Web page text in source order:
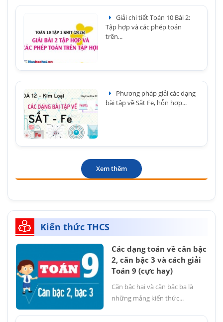
Giải chi tiết Toán 10 Bài 2:
Tập hợp và các phép toán
trên...
Phương pháp giải các dạng
bài tập về Sắt Fe, hỗn hợp...
Xem thêm
Kiến thức THCS
Các dạng toán về căn bậc
2, căn bậc 3 và cách giải
Toán 9 (cực hay)
Căn bậc hai và căn bậc ba là
những mảng kiến thức...